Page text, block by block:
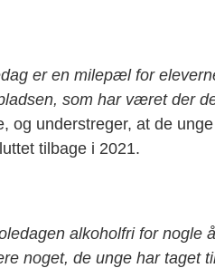
er en milepæl for
som har været der
og understreger, at de
tilbage i 2021.
alkoholfri for
noget, de unge har taget